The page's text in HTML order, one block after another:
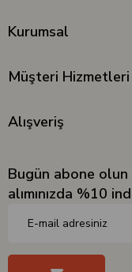
Kurumsal
Müşteri Hizmetleri
Alışveriş
Bugün abone olun
alımınızda %10